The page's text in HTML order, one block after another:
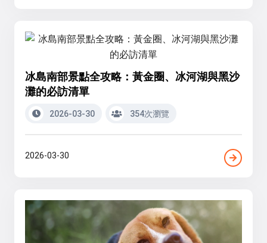
冰島南部景點全攻略：黃金圈、冰河湖與黑沙
灘的必訪清單
2026-03-30 354次瀏覽
2026-03-30